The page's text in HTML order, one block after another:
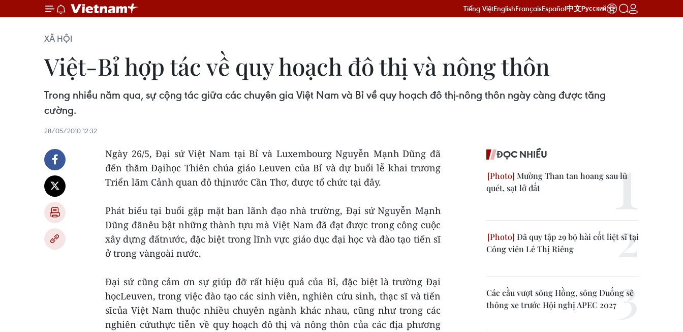
Tiếng ViệtEnglishFrançaisEspañol中文Русский
XÃ HỘI
Việt-Bỉ hợp tác về quy hoạch đô thị và nông thôn
Trong nhiều năm qua, sự cộng tác giữa các chuyên gia Việt Nam và Bỉ về quy hoạch đô thị-nông thôn ngày càng được tăng
cường.
28/05/2010 12:32
Ngày 26/5, Đại sứ Việt Nam tại Bỉ và Luxembourg Nguyễn Mạnh Dũng đã
đến thăm Đạihọc Thiên chúa giáo Leuven của Bỉ và dự buổi lễ khai trương
Triển lãm Cảnh quan đô thịnước Cần Thơ, được tổ chức tại đây.
Phát biểu tại buổi gặp mặt ban lãnh đạo nhà trường, Đại sứ Nguyễn Mạnh
Dũng đãnêu bật những thành tựu mà Việt Nam đã đạt được trong công cuộc
xây dựng đấtnước, đặc biệt trong lĩnh vực giáo dục đại học và đào tạo tiến sĩ
ở trong vàngoài nước.
Đại sứ cũng cảm ơn sự giúp đỡ rất hiệu quả của Bỉ, đặc biệt là trường Đại
họcLeuven, trong việc đào tạo các sinh viên, nghiên cứu sinh, thạc sĩ và tiến
sĩcủa Việt Nam thuộc nhiều chuyên ngành khác nhau, cũng như trong các
nghiên cứuthực tiễn về quy hoạch đô thị và nông thôn của các địa phương
ĐỌC NHIỀU
Mường Than tan hoang sau lũ
quét, sạt lở đất
Đã quy tập 29 bộ hài cốt liệt sĩ tại
Công viên Lê Thị Riêng
Các cầu vượt sông Hồng, sông Đuống sẽ
thông xe trước Hội nghị APEC 2027